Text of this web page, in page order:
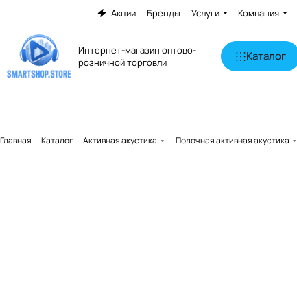
Акции Бренды Услуги Компания
Интернет-магазин оптово-
розничной торговли
Каталог
Главная Каталог Активная акустика Полочная активная акустика